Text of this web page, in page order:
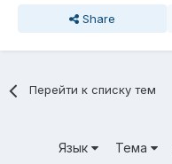
Share
Перейти к списку тем
Язык Тема